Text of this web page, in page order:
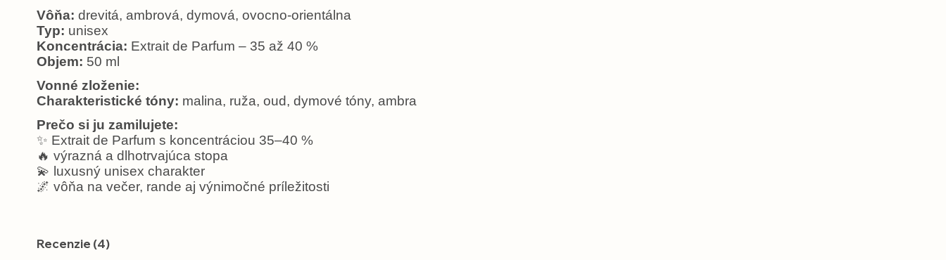
Vôňa: drevitá, ambrová, dymová, ovocno-orientálna
Typ: unisex
Koncentrácia: Extrait de Parfum – 35 až 40 %
Objem: 50 ml
Vonné zloženie:
Charakteristické tóny: malina, ruža, oud, dymové tóny, ambra
Prečo si ju zamilujete:
✨ Extrait de Parfum s koncentráciou 35–40 %
🔥 výrazná a dlhotrvajúca stopa
💫 luxusný unisex charakter
🌌 vôňa na večer, rande aj výnimočné príležitosti
Recenzie (4)